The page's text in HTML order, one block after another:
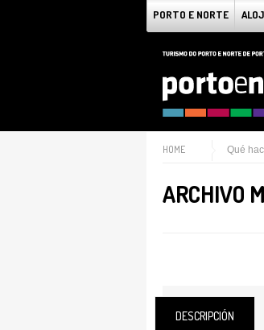
PORTO E NORTE
HOME Qué
ARCHIVO
DESCRIPCIÓN